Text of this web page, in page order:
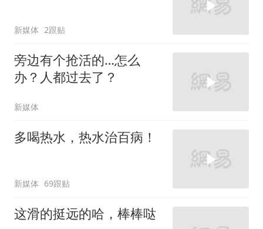
新媒体 2跟贴
旁边有个抢活的…怎么
办？人都过去了？
新媒体
多喝热水，热水治百病！
新媒体 69跟贴
这滑的挺远的哈，棒棒哒